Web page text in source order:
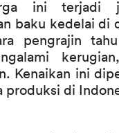
ini terjadi
baku kedelai di
pengrajin
Kenaikan ini
produksi di